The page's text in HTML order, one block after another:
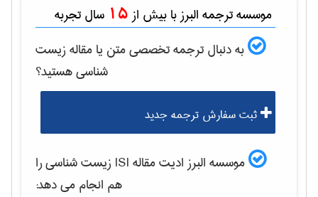
موسسه ترجمه البرز با بیش از 15 سال تجربه
به دنبال ترجمه تخصصی متن یا مقالهزيست
شناسیهستید؟
ثبت سفارش ترجمه جدید
موسسه البرز ادیت مقاله ISI زيست شناسیرا
هم انجام می دهد: